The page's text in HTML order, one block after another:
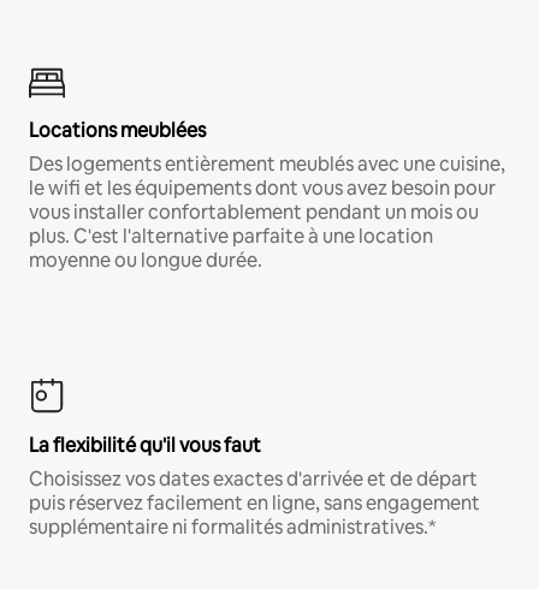
Locations meublées
Des logements entièrement meublés avec une cuisine,
le wifi et les équipements dont vous avez besoin pour
vous installer confortablement pendant un mois ou
plus. C'est l'alternative parfaite à une location
moyenne ou longue durée.
La flexibilité qu'il vous faut
Choisissez vos dates exactes d'arrivée et de départ
puis réservez facilement en ligne, sans engagement
supplémentaire ni formalités administratives.*